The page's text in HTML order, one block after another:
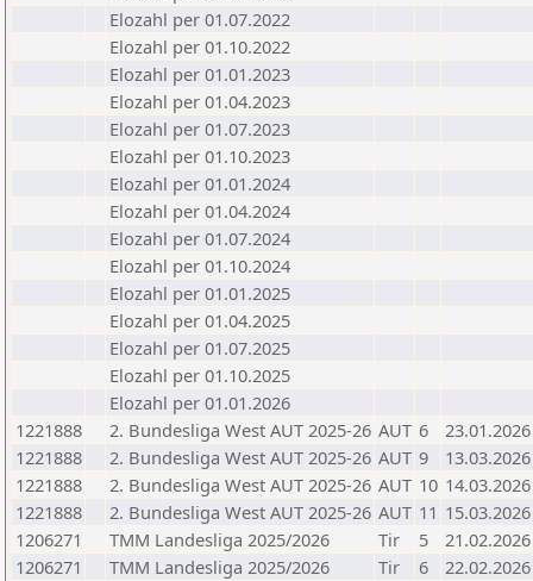
Elozahl per 01.07.2022
Elozahl per 01.10.2022
Elozahl per 01.01.2023
Elozahl per 01.04.2023
Elozahl per 01.07.2023
Elozahl per 01.10.2023
Elozahl per 01.01.2024
Elozahl per 01.04.2024
Elozahl per 01.07.2024
Elozahl per 01.10.2024
Elozahl per 01.01.2025
Elozahl per 01.04.2025
Elozahl per 01.07.2025
Elozahl per 01.10.2025
Elozahl per 01.01.2026
1221888
2. Bundesliga West AUT 2025-26 AUT 6
23.01.2026
1221888
2. Bundesliga West AUT 2025-26 AUT 9
13.03.2026
1221888
2. Bundesliga West AUT 2025-26 AUT 10 14.03.2026
1221888
2. Bundesliga West AUT 2025-26 AUT 11 15.03.2026
1206271
TMM Landesliga 2025/2026 Tir 5
21.02.2026
1206271
TMM Landesliga 2025/2026 Tir 6
22.02.2026